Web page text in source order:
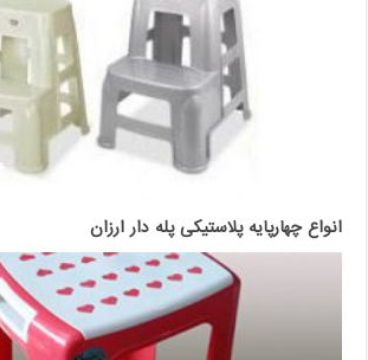
انواع چهارپایه پلاستیکی پله دار ارزان